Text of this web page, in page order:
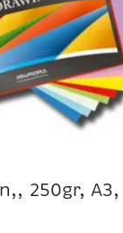
250gr,